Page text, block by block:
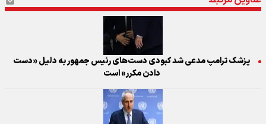
پزشک ترامپ مدعی شد کبودی دست‌های رئیس جمهور به دلیل «دست
دادن مکرر» است